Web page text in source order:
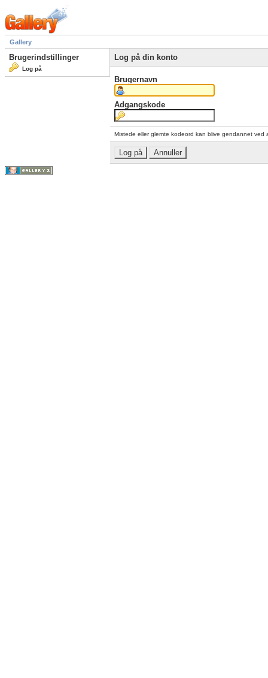
Gallery
Brugerindstillinger
Log på
Log på din konto
Brugernavn
Adgangskode
Mistede eller glemte kodeord kan blive gendannet ved